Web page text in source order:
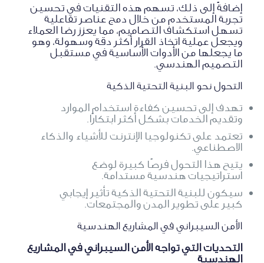
إضافةً إلى ذلك، تسهم هذه التقنيات في تحسين
تجربة المستخدم من خلال دمج عناصر تفاعلية
تسهل استكشاف التصاميم، مما يعزز رضا العملاء
ويجعل عملية اتخاذ القرار أكثر دقة وسهولة، وهو
ما يجعلها من الأدوات الأساسية في مستقبل
التصميم الهندسي.
التحول نحو البنية التحتية الذكية
تهدف إلى تحسين كفاءة استخدام الموارد
وتقديم الخدمات بشكل أكثر ابتكارًا.
تعتمد على تكنولوجيا الإنترنت للأشياء والذكاء
الاصطناعي.
يتيح هذا التحول فرصًا كبيرة لوضع
استراتيجيات هندسية مستدامة.
سيكون للبنية التحتية الذكية تأثير إيجابي
كبير على تطوير المدن والمجتمعات.
الأمن السيبراني في المشاريع الهندسية
التحديات التي تواجه الأمن السيبراني في المشاريع
الهندسية